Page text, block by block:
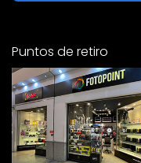
Puntos de retiro